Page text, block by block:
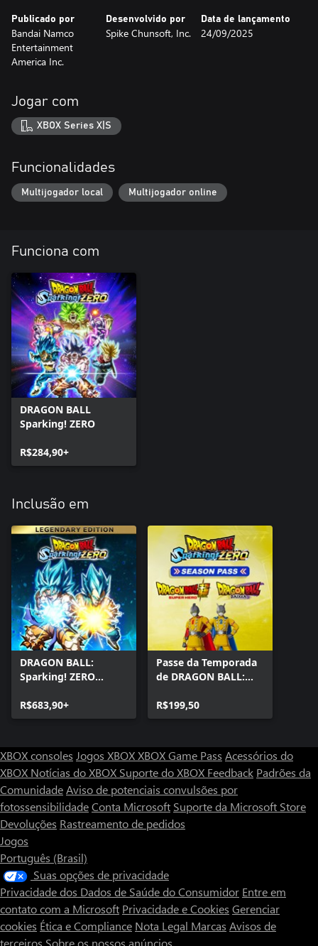
Publicado por
Bandai Namco
Entertainment
America Inc.
Desenvolvido por
Spike Chunsoft, Inc.
Data de lançamento
24/09/2025
Jogar com
XBOX Series X|S
Funcionalidades
Multijogador local Multijogador online
Funciona com
DRAGON BALL
Sparking! ZERO
R$284,90+
Inclusão em
DRAGON BALL:
Sparking! ZERO
R$683,90+
Passe da Temporada
de DRAGON BALL:
R$199,50
XBOX consoles Jogos XBOXXBOX Game Pass Acessórios do
XBOX Notícias do XBOX Suporte do XBOX Feedback Padrões da
ComunidadeAviso de potenciais convulsões por
fotossensibilidadeConta Microsoft Suporte da Microsoft Store
Devoluções Rastreamento de pedidos
Jogos
Português (Brasil)
Suas opções de privacidade
Privacidade dos Dados de Saúde do Consumidor Entre em
contato com a Microsoft Privacidade e Cookies Gerenciar
cookies Ética e Compliance Nota Legal Marcas Avisos de
terceiros Sobre os nossos anúncios